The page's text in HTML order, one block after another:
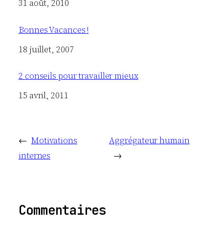
Date
31 août, 2010
Bonnes Vacances !
Date
18 juillet, 2007
2 conseils pour travailler mieux
Date
15 avril, 2011
← Motivations
internes
Aggrégateur humain
→
Commentaires